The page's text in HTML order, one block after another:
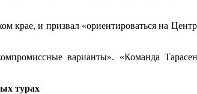
крае, и призвал «ориентироваться на
варианты». «Команда
турах